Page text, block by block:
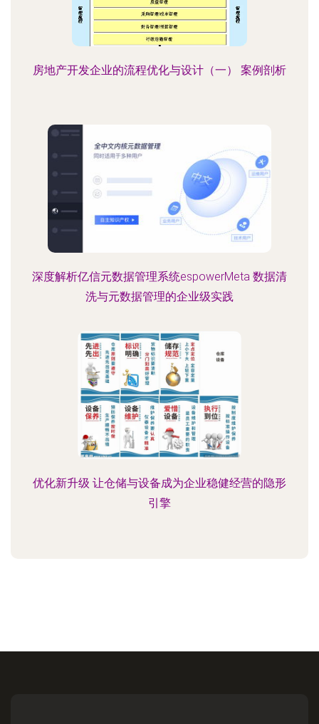
房地产开发企业的流程优化与设计（一） 案例剖析
深度解析亿信元数据管理系统espowerMeta 数据清
洗与元数据管理的企业级实践
优化新升级 让仓储与设备成为企业稳健经营的隐形
引擎